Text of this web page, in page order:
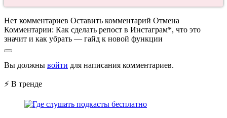
Нет комментариев Оставить комментарий Отмена
Комментарии: Как сделать репост в Инстаграм*, что это
значит и как убрать — гайд к новой функции
Вы должны войти для написания комментариев.
⚡ В тренде